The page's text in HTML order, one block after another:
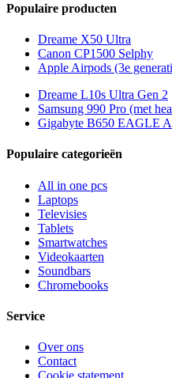
Populaire producten
Dreame X50 Ultra
Canon CP1500 Selphy
Apple Airpods (3e
Dreame L10s Ultra Gen 2
Samsung 990 Pro (met
Gigabyte B650 EAGLE
Populaire categorieën
All in one pcs
Laptops
Televisies
Tablets
Smartwatches
Videokaarten
Soundbars
Chromebooks
Service
Over ons
Contact